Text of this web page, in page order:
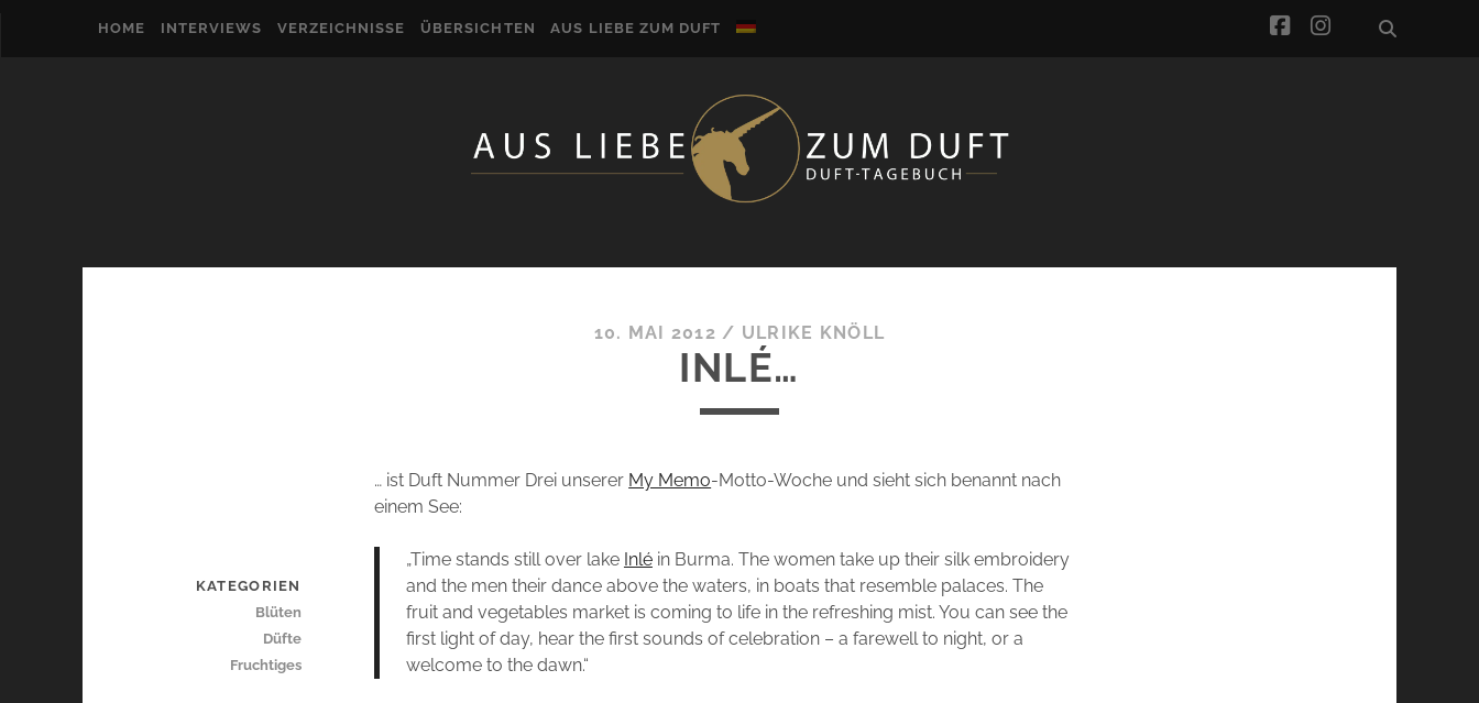
HOME INTERVIEWS VERZEICHNISSE ÜBERSICHTEN AUS LIEBE ZUM DUFT facebook
instagram
10. MAI 2012 / ULRIKE KNÖLL
INLÉ…
… ist Duft Nummer Drei unserer My Memo-Motto-Woche und sieht sich benannt nach
einem See:
„Time stands still over lake Inléin Burma. The women take up their silk embroidery
and the men their dance above the waters, in boats that resemble palaces. The
fruit and vegetables market is coming to life in the refreshing mist. You can see the
first light of day, hear the first sounds of celebration – a farewell to night, or a
welcome to the dawn.“
KATEGORIEN
Blüten
Düfte
Fruchtiges